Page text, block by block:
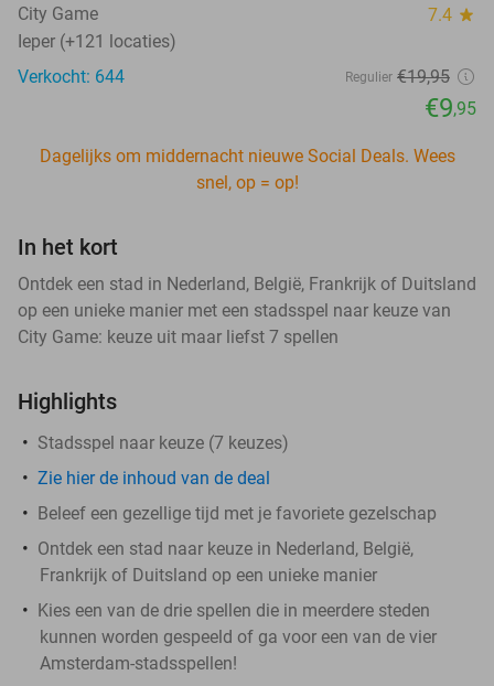
City Game 7.4 star
Ieper (+121 locaties)
Verkocht: 644
Regulier €19,95
€9,95
Dagelijks om middernacht nieuwe Social Deals. Wees
snel, op = op!
In het kort
Ontdek een stad in Nederland, België, Frankrijk of Duitsland
op een unieke manier met een stadsspel naar keuze van
City Game: keuze uit maar liefst 7 spellen
Highlights
Stadsspel naar keuze (7 keuzes)
Zie hier de inhoud van de deal
Beleef een gezellige tijd met je favoriete gezelschap
Ontdek een stad naar keuze in Nederland, België,
Frankrijk of Duitsland op een unieke manier
Kies een van de drie spellen die in meerdere steden
kunnen worden gespeeld of ga voor een van de vier
Amsterdam-stadsspellen!